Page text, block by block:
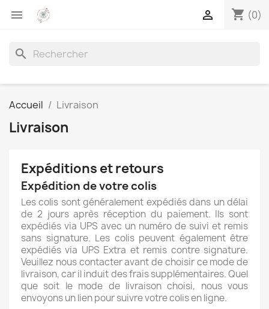
 shopping_cart (0)

search
Accueil Livraison
Livraison
Expéditions et retours
Expédition de votre colis
Les colis sont généralement expédiés dans un délai
de 2 jours après réception du paiement. Ils sont
expédiés via UPS avec un numéro de suivi et remis
sans signature. Les colis peuvent également être
expédiés via UPS Extra et remis contre signature.
Veuillez nous contacter avant de choisir ce mode de
livraison, car il induit des frais supplémentaires. Quel
que soit le mode de livraison choisi, nous vous
envoyons un lien pour suivre votre colis en ligne.